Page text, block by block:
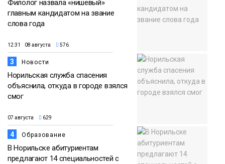
Филолог назвала «нишевый»
главным кандидатом на звание
слова года
12:31 08 августа 576
3 Новости
Норильская служба спасения
объяснила, откуда в городе взялся
смог
07 августа 629
4 Образование
В Норильске абитуриентам
предлагают 14 специальностей с